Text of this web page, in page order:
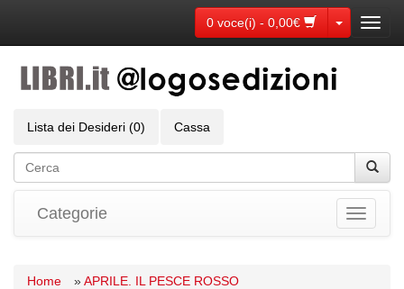
0 voce(i) - 0,00€ Toggle
Lista dei Desideri (0) Cassa
Toggle
Categorie
Home »APRILE. IL PESCE ROSSO